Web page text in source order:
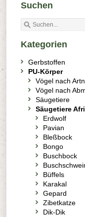
Suchen
Kategorien
Gerbstoffen
PU-Körper
Vögel nach
Vögel nach
Säugetiere
Säugetiere
Erdwolf
Pavian
Bleßbock
Bongo
Buschbock
Büffels
Karakal
Gepard
Zibetkatze
Dik-Dik